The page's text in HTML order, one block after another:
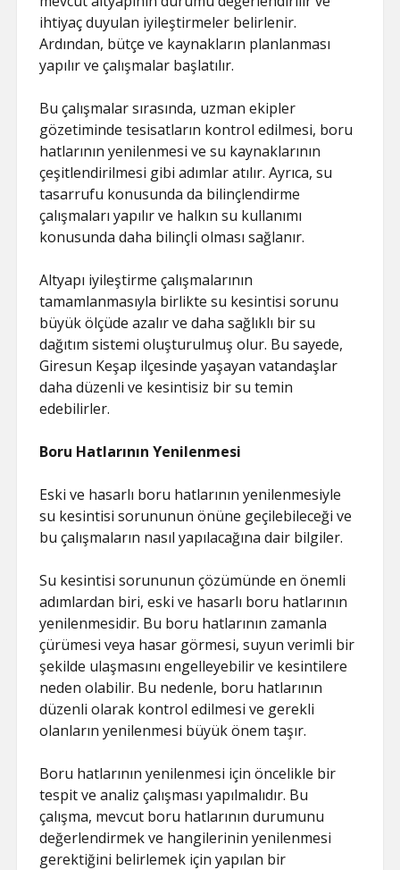
ihtiyaç duyulan iyileştirmeler belirlenir.
Ardından, bütçe ve kaynakların planlanması
yapılır ve çalışmalar başlatılır.
Bu çalışmalar sırasında, uzman ekipler
gözetiminde tesisatların kontrol edilmesi, boru
hatlarının yenilenmesi ve su kaynaklarının
çeşitlendirilmesi gibi adımlar atılır. Ayrıca, su
tasarrufu konusunda da bilinçlendirme
çalışmaları yapılır ve halkın su kullanımı
konusunda daha bilinçli olması sağlanır.
Altyapı iyileştirme çalışmalarının
tamamlanmasıyla birlikte su kesintisi sorunu
büyük ölçüde azalır ve daha sağlıklı bir su
dağıtım sistemi oluşturulmuş olur. Bu sayede,
Giresun Keşap ilçesinde yaşayan vatandaşlar
daha düzenli ve kesintisiz bir su temin
edebilirler.
Boru Hatlarının Yenilenmesi
Eski ve hasarlı boru hatlarının yenilenmesiyle
su kesintisi sorununun önüne geçilebileceği ve
bu çalışmaların nasıl yapılacağına dair bilgiler.
Su kesintisi sorununun çözümünde en önemli
adımlardan biri, eski ve hasarlı boru hatlarının
yenilenmesidir. Bu boru hatlarının zamanla
çürümesi veya hasar görmesi, suyun verimli bir
şekilde ulaşmasını engelleyebilir ve kesintilere
neden olabilir. Bu nedenle, boru hatlarının
düzenli olarak kontrol edilmesi ve gerekli
olanların yenilenmesi büyük önem taşır.
Boru hatlarının yenilenmesi için öncelikle bir
tespit ve analiz çalışması yapılmalıdır. Bu
çalışma, mevcut boru hatlarının durumunu
değerlendirmek ve hangilerinin yenilenmesi
gerektiğini belirlemek için yapılan bir